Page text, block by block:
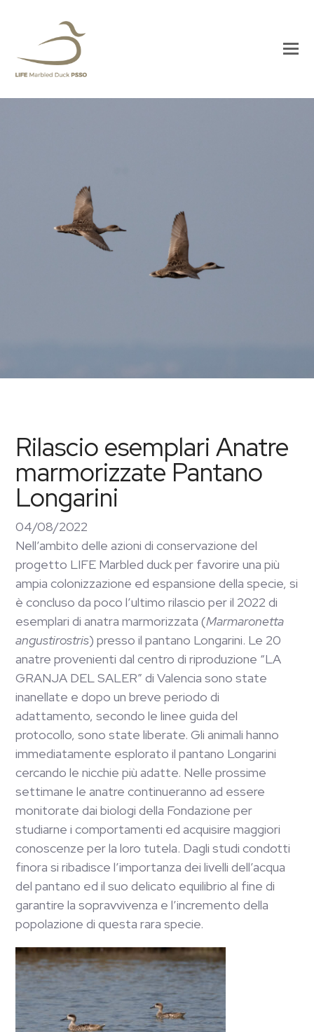
Rilascio esemplari Anatre
marmorizzate Pantano
Longarini
04/08/2022
Nell’ambito delle azioni di conservazione del
progetto LIFE Marbled duck per favorire una più
ampia colonizzazione ed espansione della specie, si
è concluso da poco l’ultimo rilascio per il 2022 di
esemplari di anatra marmorizzata (Marmaronetta
angustirostris) presso il pantano Longarini. Le 20
anatre provenienti dal centro di riproduzione “LA
GRANJA DEL SALER” di Valencia sono state
inanellate e dopo un breve periodo di
adattamento, secondo le linee guida del
protocollo, sono state liberate. Gli animali hanno
immediatamente esplorato il pantano Longarini
cercando le nicchie più adatte. Nelle prossime
settimane le anatre continueranno ad essere
monitorate dai biologi della Fondazione per
studiarne i comportamenti ed acquisire maggiori
conoscenze per la loro tutela. Dagli studi condotti
finora si ribadisce l’importanza dei livelli dell’acqua
del pantano ed il suo delicato equilibrio al fine di
garantire la sopravvivenza e l’incremento della
popolazione di questa rara specie.